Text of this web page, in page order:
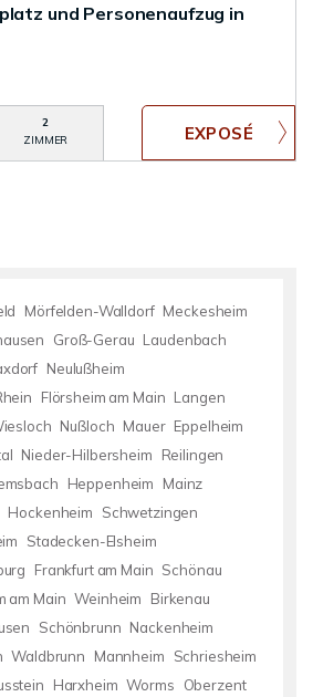
und Personenaufzug in
2
ZIMMER
Mörfelden-Walldorf Meckesheim
Groß-Gerau Laudenbach
Neulußheim
Flörsheim am Main Langen
Nußloch Mauer Eppelheim
Nieder-Hilbersheim
Reilingen
Heppenheim
Mainz
Hockenheim
Schwetzingen
Stadecken-Elsheim
Frankfurt am Main Schönau
am Main Weinheim
Birkenau
Schönbrunn Nackenheim
Waldbrunn Mannheim
Schriesheim
Harxheim Worms
Oberzent